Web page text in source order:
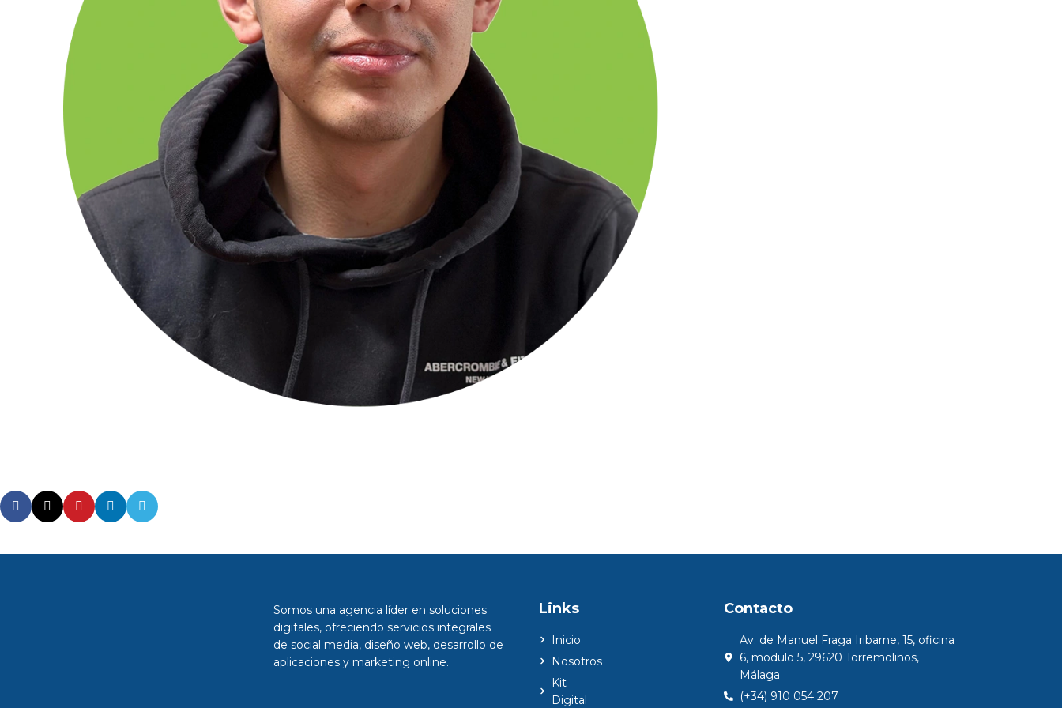
Somos una agencia líder en soluciones
digitales, ofreciendo servicios integrales
de social media, diseño web, desarrollo de
aplicaciones y marketing online.
Links
Inicio
Nosotros
Kit
Digital
Contacto
Av. de Manuel Fraga Iribarne, 15, oficina
6, modulo 5, 29620 Torremolinos,
Málaga
(+34) 910 054 207